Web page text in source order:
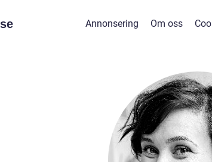
se Annonsering Om oss